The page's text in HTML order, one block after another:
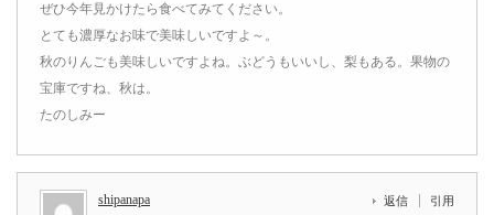
ぜひ今年見かけたら食べてみてください。
とても濃厚なお味で美味しいですよ～。
秋のりんごも美味しいですよね。ぶどうもいいし、梨もある。果物の
宝庫ですね、秋は。
たのしみー
shipanapa 返信 引用